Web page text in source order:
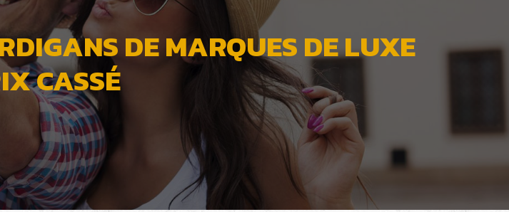
DE MARQUES DE LUXE
CASSÉ